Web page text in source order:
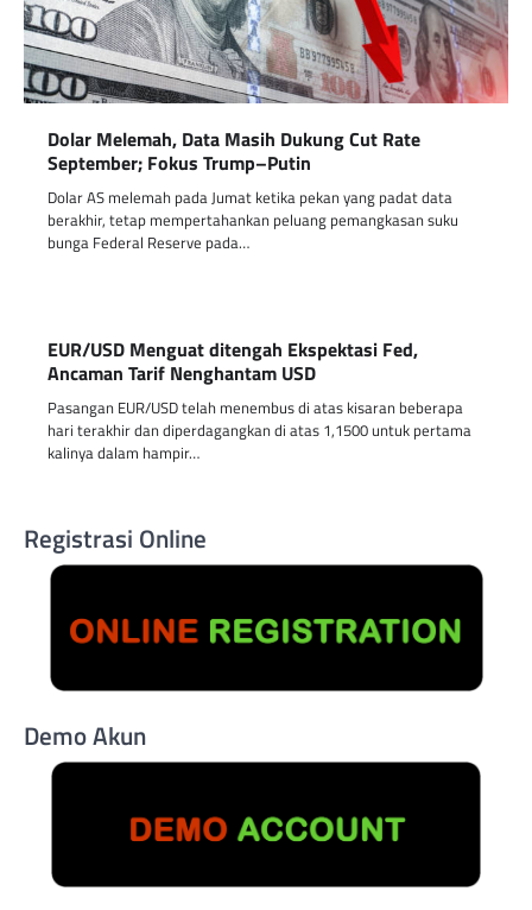
Dolar Melemah, Data Masih Dukung Cut Rate
September; Fokus Trump–Putin
Dolar AS melemah pada Jumat ketika pekan yang padat data
berakhir, tetap mempertahankan peluang pemangkasan suku
bunga Federal Reserve pada…
EUR/USD Menguat ditengah Ekspektasi Fed,
Ancaman Tarif Nenghantam USD
Pasangan EUR/USD telah menembus di atas kisaran beberapa
hari terakhir dan diperdagangkan di atas 1,1500 untuk pertama
kalinya dalam hampir…
Registrasi Online
Demo Akun